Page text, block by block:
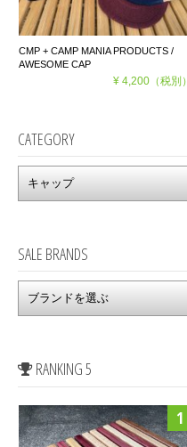
CMP + CAMP MANIA PRODUCTS /
AWESOME CAP
¥ 4,200（税別）
CATEGORY
SALE BRANDS
RANKING 5